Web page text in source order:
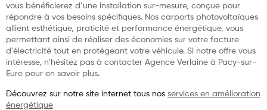
vous bénéficierez d’une installation sur-mesure, conçue pour
répondre à vos besoins spécifiques. Nos carports photovoltaïques
allient esthétique, praticité et performance énergétique, vous
permettant ainsi de réaliser des économies sur votre facture
d’électricité tout en protégeant votre véhicule. Si notre offre vous
intéresse, n’hésitez pas à contacter Agence Verlaine à Pacy-sur-
Eure pour en savoir plus.
Découvrez sur notre site internet tous nos services en amélioration
énergétique